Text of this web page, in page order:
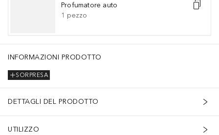
Profumatore auto
1 pezzo
INFORMAZIONI PRODOTTO
SORPRESA
DETTAGLI DEL PRODOTTO
UTILIZZO